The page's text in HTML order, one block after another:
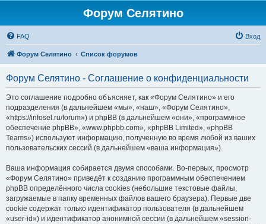
Форум Селятино
FAQ Вход
Форум Селятино Список форумов
Форум Селятино - Соглашение о конфиденциальности
Это соглашение подробно объясняет, как «Форум Селятино» и его
подразделения (в дальнейшем «мы», «наш», «Форум Селятино»,
«https://infosel.ru/forum») и phpBB (в дальнейшем «они», «программное
обеспечение phpBB», «www.phpbb.com», «phpBB Limited», «phpBB
Teams») используют информацию, полученную во время любой из ваших
пользовательских сессий (в дальнейшем «ваша информация»).
Ваша информация собирается двумя способами. Во-первых, просмотр
«Форум Селятино» приведёт к созданию программным обеспечением
phpBB определённого числа cookies (небольшие текстовые файлы,
загружаемые в папку временных файлов вашего браузера). Первые две
cookie содержат только идентификатор пользователя (в дальнейшем
«user-id») и идентификатор анонимной сессии (в дальнейшем «session-